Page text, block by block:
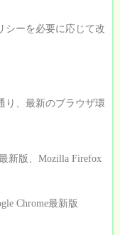
シーを必要に応じて改
り、最新のブラウザ環
新版、Mozilla Firefox
Chrome最新版